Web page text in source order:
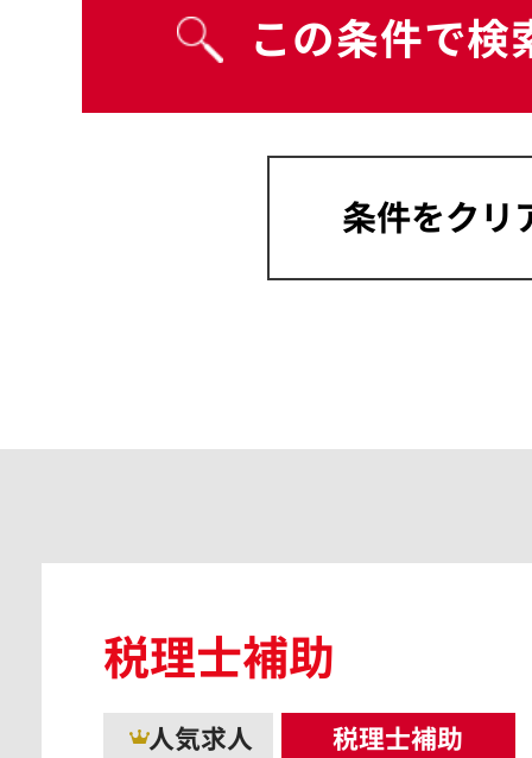
宮崎県
島根県
税理士補助
人気求人
税理士補助